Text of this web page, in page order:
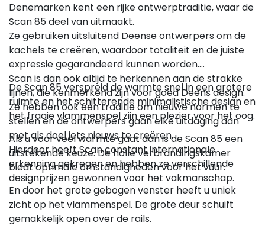
Denemarken kent een rijke ontwerptraditie, waar de
Scan 85 deel van uitmaakt.
Ze gebruiken uitsluitend Deense ontwerpers om de
kachels te creëren, waardoor totaliteit en de juiste
expressie gegarandeerd kunnen worden.
Scan is dan ook altijd te herkennen aan de strakke
lijnen, die kenmerkend zijn voor goed Deens design.
Ze hebben ook een traditie om nieuwe normen te
stellen en de ontwerpers gaan elke uitdaging aan
met als doel iets nieuws te creëren.
Hierdoor heeft Scan constant internationale
erkenning gekregen en hebben ze verschillende
designprijzen gewonnen voor het vakmanschap.
De Scan 85 verspreid de warmte snel in een grotere
ruimte en het schitterende minimalistische design en
het fraaie vlammenspel zijn een plezier voor het oog.
Als u voor veel warmte gaat dan is de Scan 85 een
uitstekende keuze. De holle verbrandingskamer
biedt optimale omstandigheden voor het vuur.
En door het grote gebogen venster heeft u uniek
zicht op het vlammenspel. De grote deur schuift
gemakkelijk open over de rails.